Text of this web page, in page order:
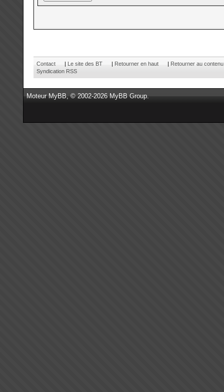
Contact | Le site des BT | Retourner en haut | Retourner au contenu
Syndication RSS
MoteurMyBB, © 2002-2026MyBB Group.